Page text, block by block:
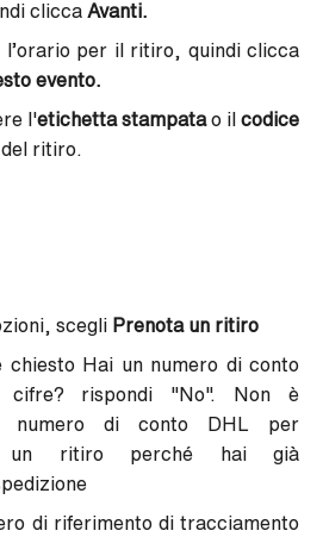
clicca Avanti.
l’orario per il ritiro, quindi clicca
evento.
l'etichetta stampata o il codice
ritiro.
scegli Prenota un ritiro
chiesto Hai un numero di conto
cifre?rispondi "No".
Non è
numero di conto DHL per
un ritiro perché hai già
di riferimento di tracciamento